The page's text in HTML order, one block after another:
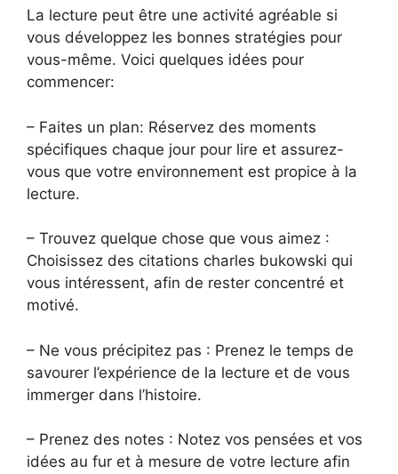
La lecture peut être une activité agréable si
vous développez les bonnes stratégies pour
vous-même. Voici quelques idées pour
commencer:
– Faites un plan: Réservez des moments
spécifiques chaque jour pour lire et assurez-
vous que votre environnement est propice à la
lecture.
– Trouvez quelque chose que vous aimez :
Choisissez des citations charles bukowski qui
vous intéressent, afin de rester concentré et
motivé.
– Ne vous précipitez pas : Prenez le temps de
savourer l’expérience de la lecture et de vous
immerger dans l’histoire.
– Prenez des notes : Notez vos pensées et vos
idées au fur et à mesure de votre lecture afin